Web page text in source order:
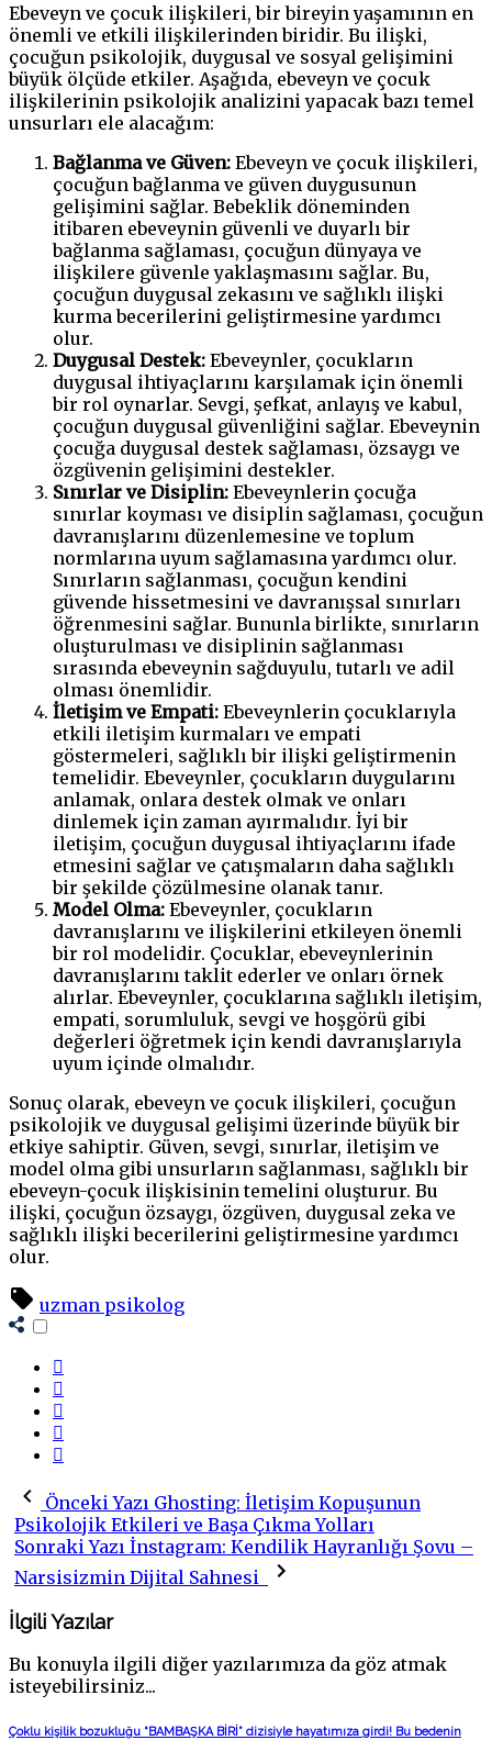
Ebeveyn ve çocuk ilişkileri, bir bireyin yaşamının en
önemli ve etkili ilişkilerinden biridir. Bu ilişki,
çocuğun psikolojik, duygusal ve sosyal gelişimini
büyük ölçüde etkiler. Aşağıda, ebeveyn ve çocuk
ilişkilerinin psikolojik analizini yapacak bazı temel
unsurları ele alacağım:
Bağlanma ve Güven: Ebeveyn ve çocuk ilişkileri,
çocuğun bağlanma ve güven duygusunun
gelişimini sağlar. Bebeklik döneminden
itibaren ebeveynin güvenli ve duyarlı bir
bağlanma sağlaması, çocuğun dünyaya ve
ilişkilere güvenle yaklaşmasını sağlar. Bu,
çocuğun duygusal zekasını ve sağlıklı ilişki
kurma becerilerini geliştirmesine yardımcı
olur.
Duygusal Destek: Ebeveynler, çocukların
duygusal ihtiyaçlarını karşılamak için önemli
bir rol oynarlar. Sevgi, şefkat, anlayış ve kabul,
çocuğun duygusal güvenliğini sağlar. Ebeveynin
çocuğa duygusal destek sağlaması, özsaygı ve
özgüvenin gelişimini destekler.
Sınırlar ve Disiplin: Ebeveynlerin çocuğa
sınırlar koyması ve disiplin sağlaması, çocuğun
davranışlarını düzenlemesine ve toplum
normlarına uyum sağlamasına yardımcı olur.
Sınırların sağlanması, çocuğun kendini
güvende hissetmesini ve davranışsal sınırları
öğrenmesini sağlar. Bununla birlikte, sınırların
oluşturulması ve disiplinin sağlanması
sırasında ebeveynin sağduyulu, tutarlı ve adil
olması önemlidir.
İletişim ve Empati: Ebeveynlerin çocuklarıyla
etkili iletişim kurmaları ve empati
göstermeleri, sağlıklı bir ilişki geliştirmenin
temelidir. Ebeveynler, çocukların duygularını
anlamak, onlara destek olmak ve onları
dinlemek için zaman ayırmalıdır. İyi bir
iletişim, çocuğun duygusal ihtiyaçlarını ifade
etmesini sağlar ve çatışmaların daha sağlıklı
bir şekilde çözülmesine olanak tanır.
Model Olma: Ebeveynler, çocukların
davranışlarını ve ilişkilerini etkileyen önemli
bir rol modelidir. Çocuklar, ebeveynlerinin
davranışlarını taklit ederler ve onları örnek
alırlar. Ebeveynler, çocuklarına sağlıklı iletişim,
empati, sorumluluk, sevgi ve hoşgörü gibi
değerleri öğretmek için kendi davranışlarıyla
uyum içinde olmalıdır.
Sonuç olarak, ebeveyn ve çocuk ilişkileri, çocuğun
psikolojik ve duygusal gelişimi üzerinde büyük bir
etkiye sahiptir. Güven, sevgi, sınırlar, iletişim ve
model olma gibi unsurların sağlanması, sağlıklı bir
ebeveyn-çocuk ilişkisinin temelini oluşturur. Bu
ilişki, çocuğun özsaygı, özgüven, duygusal zeka ve
sağlıklı ilişki becerilerini geliştirmesine yardımcı
olur.
uzman psikolog
Önceki Yazı Ghosting: İletişim Kopuşunun
Psikolojik Etkileri ve Başa Çıkma Yolları
Sonraki Yazı İnstagram: Kendilik Hayranlığı Şovu –
Narsisizmin Dijital Sahnesi
İlgili Yazılar
Bu konuyla ilgili diğer yazılarımıza da göz atmak
isteyebilirsiniz...
Çoklu kişilik bozukluğu “BAMBAŞKA BİRİ” dizisiyle hayatımıza girdi! Bu bedenin